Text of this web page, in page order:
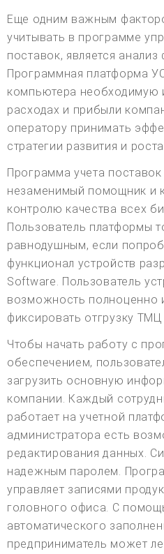
Еще одним важным
учитывать в программе
поставок, является
Программная платформа
компьютера необходимую
расходах и прибыли
оператору принимать
стратегии развития и
Программа учета
незаменимый помощник и
контролю качества всех
Пользователь платформы
равнодушным, если
функционал устройств
Software. Пользователь
возможность полноценно
фиксировать отгрузку
Чтобы начать работу с
обеспечением,
загрузить основную
компании. Каждый
работает на учетной
администратора есть
редактирования данных.
надежным паролем.
управляет записями
головного офиса. С
автоматического
предприниматель может